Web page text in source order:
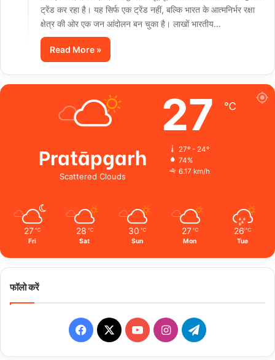
ट्रेंड कर रहा है। यह सिर्फ एक ट्रेंड नहीं, बल्कि भारत के आत्मनिर्भर रक्षा
क्षेत्र की ओर एक जन आंदोलन बन चुका है। लाखों भारतीय…
Read More »
Pratāpgarh
Scattered Clouds
27 ℃
27º - 24º
74%
6.17 km/h
27 ℃
Fri
28 ℃
Sat
30 ℃
Sun
27 ℃
Mon
26 ℃
Tue
फॉलो करें
Facebook
X YouTubeInstagramTelegram